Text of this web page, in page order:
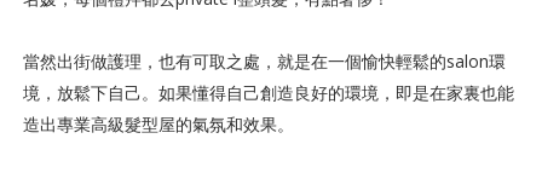
當然出街做護理，也有可取之處，就是在一個愉快輕鬆的salon環
境，放鬆下自己。 如果懂得自己創造良好的環境，即是在家裏也能
造出專業高級髮型屋的氣氛和效果。